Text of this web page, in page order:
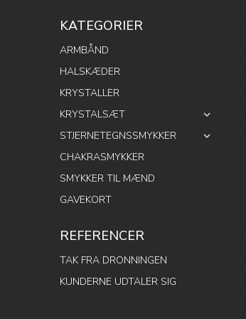
KATEGORIER
ARMBÅND
HALSKÆDER
KRYSTALLER
KRYSTALSÆT
STJERNETEGNSSMYKKER
CHAKRASMYKKER
SMYKKER TIL MÆND
GAVEKORT
REFERENCER
TAK FRA DRONNINGEN
KUNDERNE UDTALER SIG